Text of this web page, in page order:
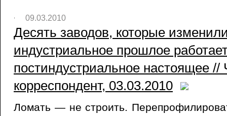
09.03.2010
Десять заводов, которые
индустриальное прошлое
постиндустриальное настоящее //
корреспондент, 03.03.2010
Ломать — не строить.